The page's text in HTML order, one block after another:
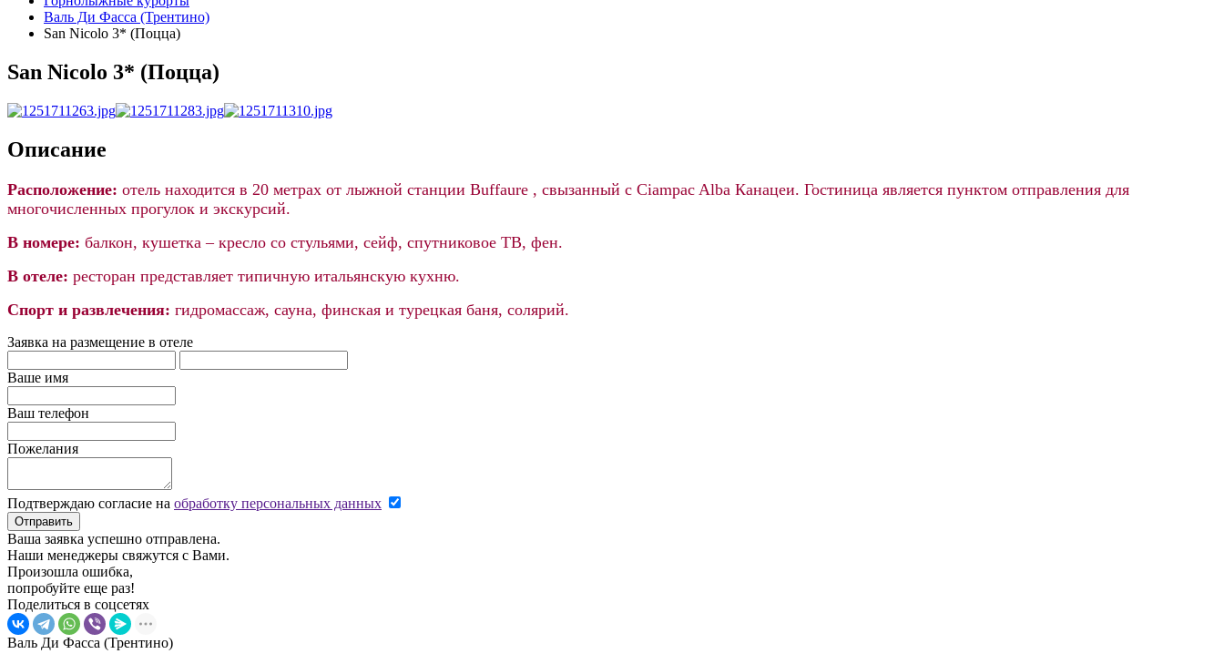
Валь Ди Фасса (Трентино)
San Nicolo 3* (Поцца)
San Nicolo 3* (Поцца)
Описание
Расположение: отель находится в 20 метрах от лыжной станции Buffaure , свызанный с Ciampac Alba Канацеи. Гостиница является пунктом отправления для
многочисленных прогулок и экскурсий.
В номере: балкон, кушетка – кресло со стульями, сейф, спутниковое ТВ, фен.
В отеле: ресторан представляет типичную итальянскую кухню.
Спорт и развлечения: гидромассаж, сауна, финская и турецкая баня, солярий.
Заявка на размещение в отеле
Ваше имя
Ваш телефон
Пожелания
Подтверждаю согласие на обработку персональных данных
Отправить
Ваша заявка успешно отправлена.
Наши менеджеры свяжутся с Вами.
Произошла ошибка,
попробуйте еще раз!
Поделиться в соцсетях
Валь Ди Фасса (Трентино)